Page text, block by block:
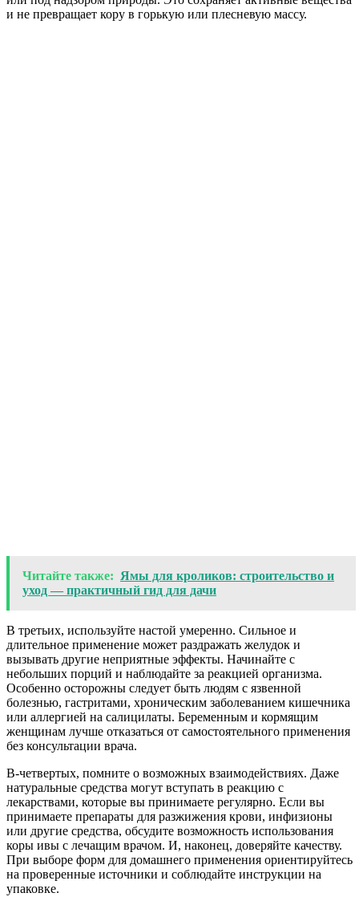
и не превращает кору в горькую или плесневую массу.
Читайте также: Ямы для кроликов: строительство и
уход — практичный гид для дачи
В третьих, используйте настой умеренно. Сильное и
длительное применение может раздражать желудок и
вызывать другие неприятные эффекты. Начинайте с
небольших порций и наблюдайте за реакцией организма.
Особенно осторожны следует быть людям с язвенной
болезнью, гастритами, хроническим заболеванием кишечника
или аллергией на салицилаты. Беременным и кормящим
женщинам лучше отказаться от самостоятельного применения
без консультации врача.
В-четвертых, помните о возможных взаимодействиях. Даже
натуральные средства могут вступать в реакцию с
лекарствами, которые вы принимаете регулярно. Если вы
принимаете препараты для разжижения крови, инфизионы
или другие средства, обсудите возможность использования
коры ивы с лечащим врачом. И, наконец, доверяйте качеству.
При выборе форм для домашнего применения ориентируйтесь
на проверенные источники и соблюдайте инструкции на
упаковке.